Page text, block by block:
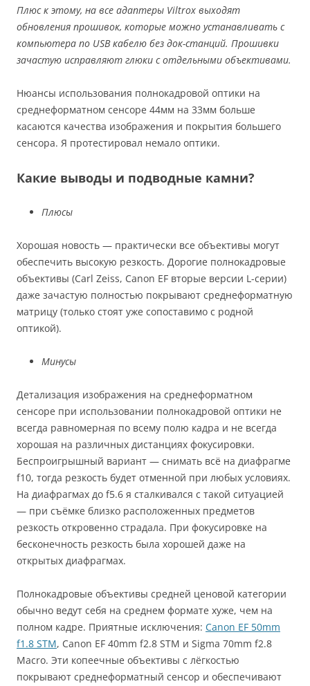
Плюс к этому, на все адаптеры Viltrox выходят
обновления прошивок, которые можно устанавливать с
компьютера по USB кабелю без док-станций. Прошивки
зачастую исправляют глюки с отдельными объективами.
Нюансы использования полнокадровой оптики на
среднеформатном сенсоре 44мм на 33мм больше
касаются качества изображения и покрытия большего
сенсора. Я протестировал немало оптики.
Какие выводы и подводные камни?
Плюсы
Хорошая новость — практически все объективы могут
обеспечить высокую резкость. Дорогие полнокадровые
объективы (Carl Zeiss, Canon EF вторые версии L-серии)
даже зачастую полностью покрывают среднеформатную
матрицу (только стоят уже сопоставимо с родной
оптикой).
Минусы
Детализация изображения на среднеформатном
сенсоре при использовании полнокадровой оптики не
всегда равномерная по всему полю кадра и не всегда
хорошая на различных дистанциях фокусировки.
Беспроигрышный вариант — снимать всё на диафрагме
f10, тогда резкость будет отменной при любых условиях.
На диафрагмах до f5.6 я сталкивался с такой ситуацией
— при съёмке близко расположенных предметов
резкость откровенно страдала. При фокусировке на
бесконечность резкость была хорошей даже на
открытых диафрагмах.
Полнокадровые объективы средней ценовой категории
обычно ведут себя на среднем формате хуже, чем на
полном кадре. Приятные исключения: Canon EF 50mm
f1.8 STM, Canon EF 40mm f2.8 STM и Sigma 70mm f2.8
Macro. Эти копеечные объективы с лёгкостью
покрывают среднеформатный сенсор и обеспечивают